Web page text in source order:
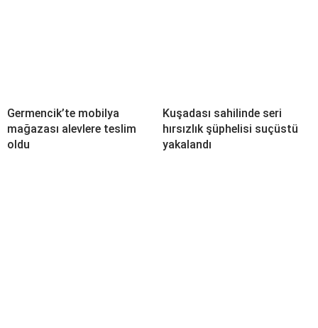
Germencik’te mobilya
mağazası alevlere teslim
oldu
Kuşadası sahilinde seri
hırsızlık şüphelisi suçüstü
yakalandı